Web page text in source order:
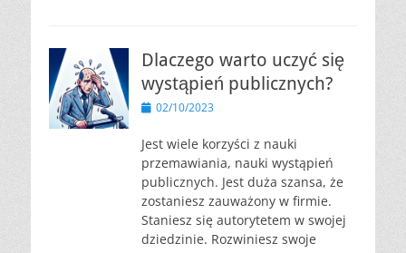
Dlaczego warto uczyć się
wystąpień publicznych?
Opublikowano
02/10/2023
Jest wiele korzyści z nauki
przemawiania, nauki wystąpień
publicznych. Jest duża szansa, że
zostaniesz zauważony w firmie.
Staniesz się autorytetem w swojej
dziedzinie. Rozwiniesz swoje